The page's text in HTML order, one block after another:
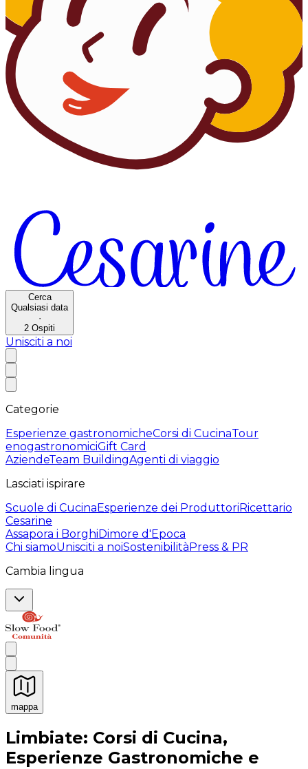
Cerca
Qualsiasi data
·
2 Ospiti
Unisciti a noi
Categorie
Esperienze gastronomicheCorsi di CucinaTour
enogastronomiciGift Card
AziendeTeam BuildingAgenti di viaggio
Lasciati ispirare
Scuole di CucinaEsperienze dei ProduttoriRicettario
Cesarine
Assapora i BorghiDimore d'Epoca
Chi siamoUnisciti a noiSostenibilitàPress & PR
Cambia lingua
mappa
Esperienze culinarie indimenticabili: Esperienze
Limbiate: Corsi di Cucina,
Esperienze Gastronomiche e